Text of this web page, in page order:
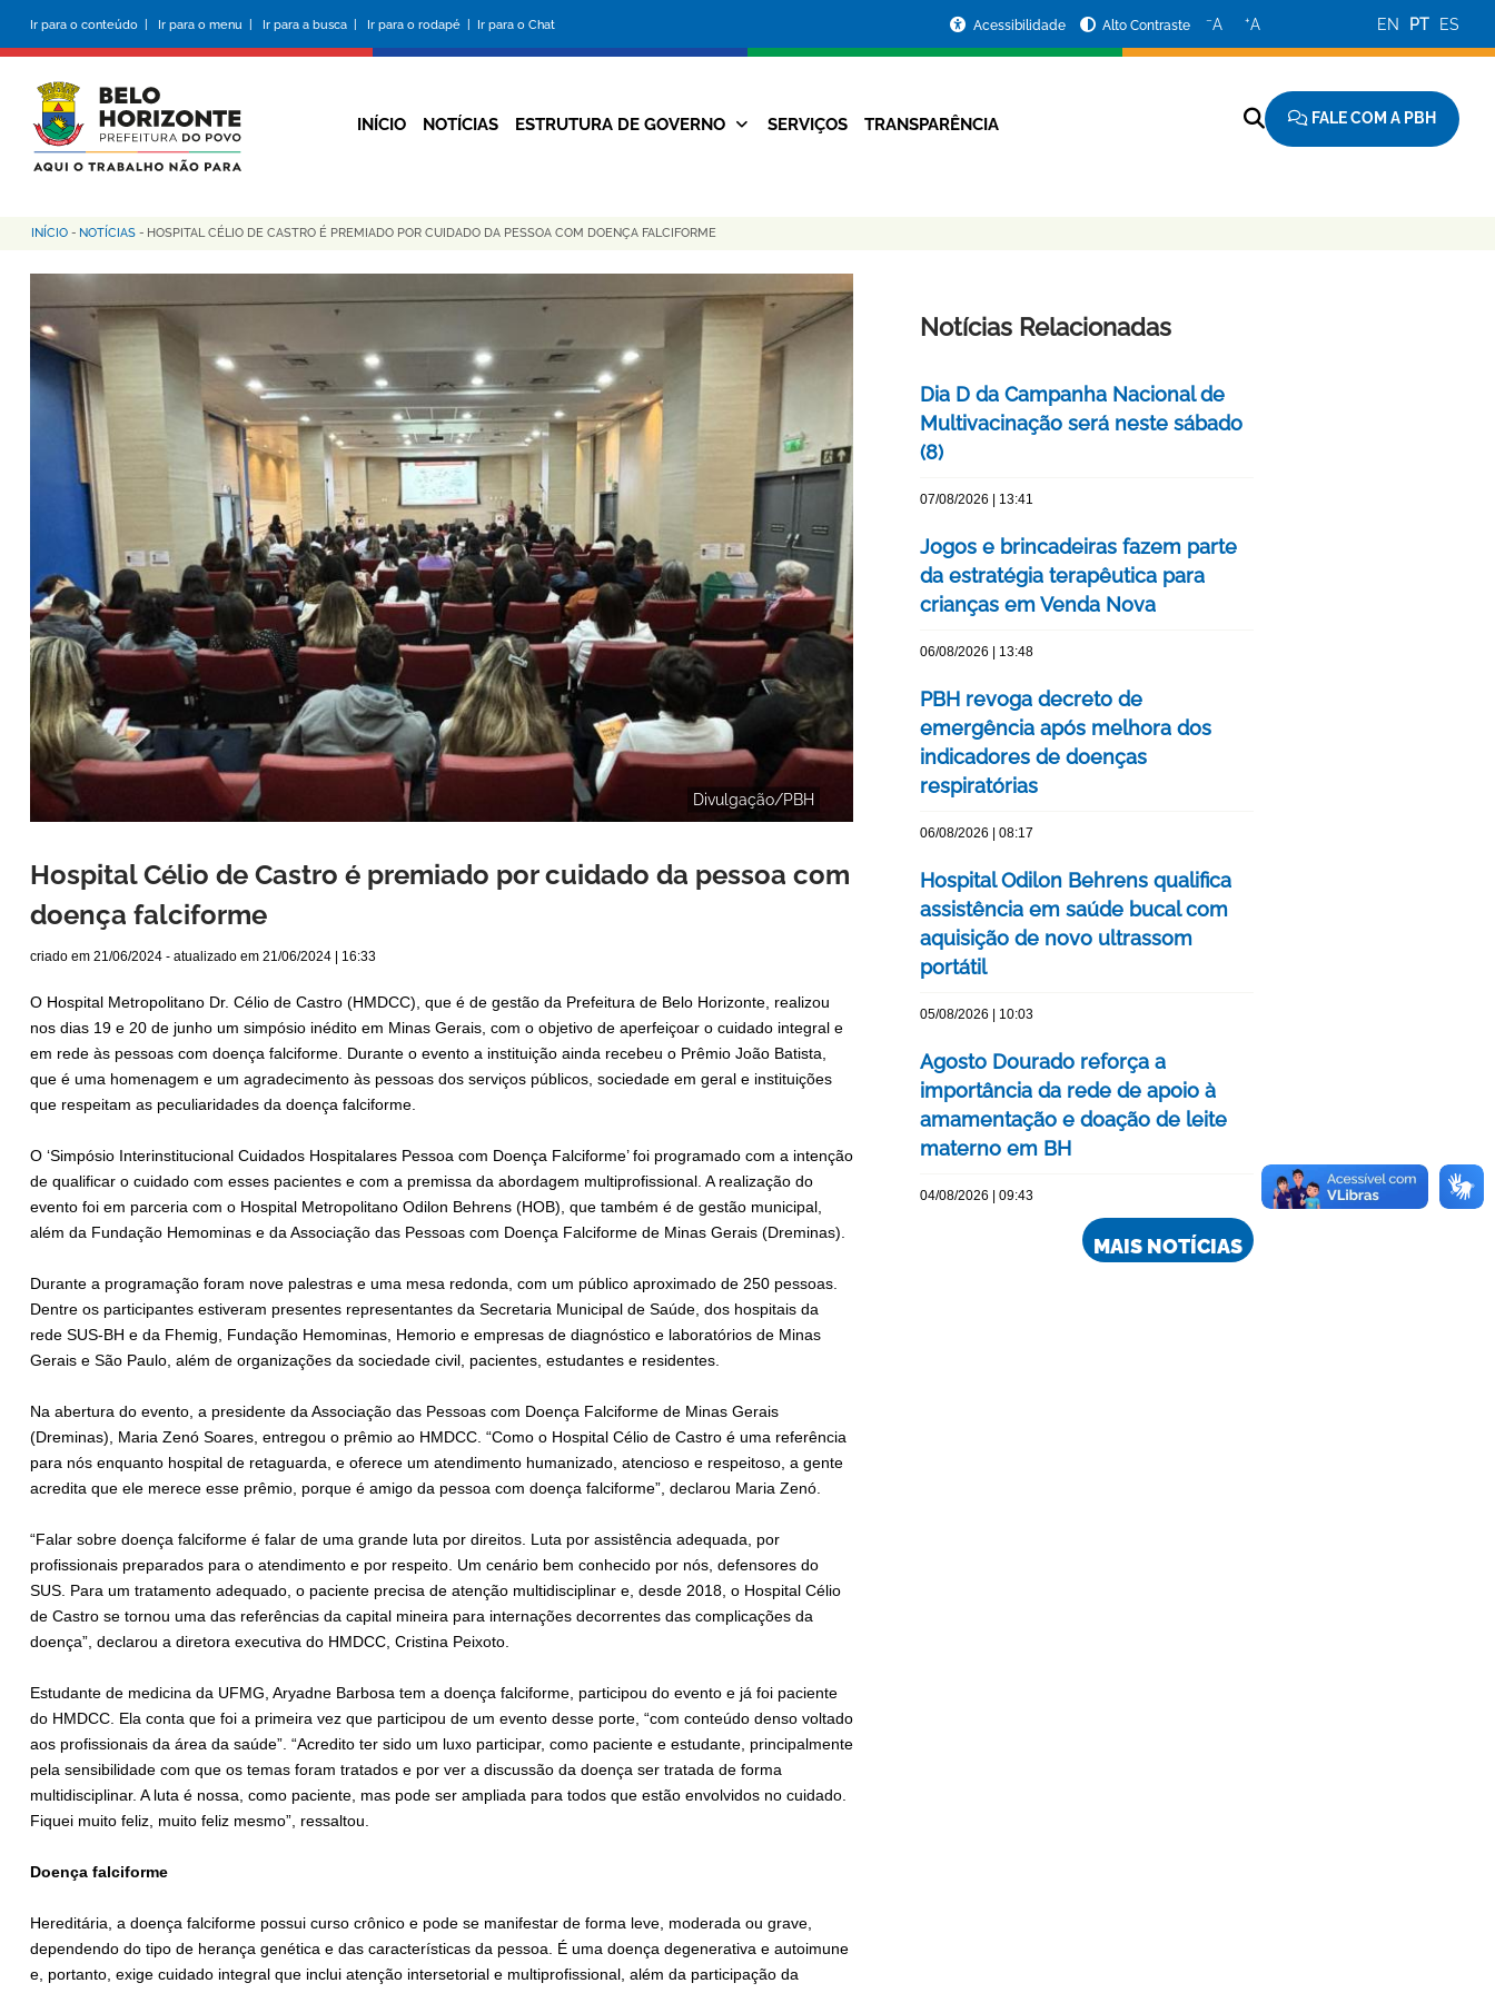
conteúdo
principal
Ir para o conteúdo | Ir para o menu | Ir para a busca | Ir para o rodapé | Ir para o Chat
da
Prefeitura
Acessibilidade Alto Contraste −A +A EN PT ES
Navegação
INÍCIO NOTÍCIAS ESTRUTURA DE GOVERNO SERVIÇOS TRANSPARÊNCIA FALE COM A PBH
Trilha
de
navegação
INÍCIO - NOTÍCIAS - HOSPITAL CÉLIO DE CASTRO É PREMIADO POR CUIDADO DA PESSOA COM DOENÇA FALCIFORME
Divulgação/PBH
Hospital Célio de Castro é premiado por cuidado da pessoa com
doença falciforme
criado em 21/06/2024 - atualizado em 21/06/2024 | 16:33
O Hospital Metropolitano Dr. Célio de Castro (HMDCC), que é de gestão da Prefeitura de Belo Horizonte, realizou
nos dias 19 e 20 de junho um simpósio inédito em Minas Gerais, com o objetivo de aperfeiçoar o cuidado integral e
em rede às pessoas com doença falciforme. Durante o evento a instituição ainda recebeu o Prêmio João Batista,
que é uma homenagem e um agradecimento às pessoas dos serviços públicos, sociedade em geral e instituições
que respeitam as peculiaridades da doença falciforme.
O ‘Simpósio Interinstitucional Cuidados Hospitalares Pessoa com Doença Falciforme’ foi programado com a intenção
de qualificar o cuidado com esses pacientes e com a premissa da abordagem multiprofissional. A realização do
evento foi em parceria com o Hospital Metropolitano Odilon Behrens (HOB), que também é de gestão municipal,
além da Fundação Hemominas e da Associação das Pessoas com Doença Falciforme de Minas Gerais (Dreminas).
Durante a programação foram nove palestras e uma mesa redonda, com um público aproximado de 250 pessoas.
Dentre os participantes estiveram presentes representantes da Secretaria Municipal de Saúde, dos hospitais da
rede SUS-BH e da Fhemig, Fundação Hemominas, Hemorio e empresas de diagnóstico e laboratórios de Minas
Gerais e São Paulo, além de organizações da sociedade civil, pacientes, estudantes e residentes.
Na abertura do evento, a presidente da Associação das Pessoas com Doença Falciforme de Minas Gerais
(Dreminas), Maria Zenó Soares, entregou o prêmio ao HMDCC. “Como o Hospital Célio de Castro é uma referência
para nós enquanto hospital de retaguarda, e oferece um atendimento humanizado, atencioso e respeitoso, a gente
acredita que ele merece esse prêmio, porque é amigo da pessoa com doença falciforme”, declarou Maria Zenó.
“Falar sobre doença falciforme é falar de uma grande luta por direitos. Luta por assistência adequada, por
profissionais preparados para o atendimento e por respeito. Um cenário bem conhecido por nós, defensores do
SUS. Para um tratamento adequado, o paciente precisa de atenção multidisciplinar e, desde 2018, o Hospital Célio
de Castro se tornou uma das referências da capital mineira para internações decorrentes das complicações da
doença”, declarou a diretora executiva do HMDCC, Cristina Peixoto.
Estudante de medicina da UFMG, Aryadne Barbosa tem a doença falciforme, participou do evento e já foi paciente
do HMDCC. Ela conta que foi a primeira vez que participou de um evento desse porte, “com conteúdo denso voltado
aos profissionais da área da saúde”. “Acredito ter sido um luxo participar, como paciente e estudante, principalmente
pela sensibilidade com que os temas foram tratados e por ver a discussão da doença ser tratada de forma
multidisciplinar. A luta é nossa, como paciente, mas pode ser ampliada para todos que estão envolvidos no cuidado.
Fiquei muito feliz, muito feliz mesmo”, ressaltou.
Doença falciforme
Hereditária, a doença falciforme possui curso crônico e pode se manifestar de forma leve, moderada ou grave,
dependendo do tipo de herança genética e das características da pessoa. É uma doença degenerativa e autoimune
e, portanto, exige cuidado integral que inclui atenção intersetorial e multiprofissional, além da participação da
Notícias Relacionadas
Dia D da Campanha Nacional de
Multivacinação será neste sábado
(8)
07/08/2026 | 13:41
Jogos e brincadeiras fazem parte
da estratégia terapêutica para
crianças em Venda Nova
06/08/2026 | 13:48
PBH revoga decreto de
emergência após melhora dos
indicadores de doenças
respiratórias
06/08/2026 | 08:17
Hospital Odilon Behrens qualifica
assistência em saúde bucal com
aquisição de novo ultrassom
portátil
05/08/2026 | 10:03
Agosto Dourado reforça a
importância da rede de apoio à
amamentação e doação de leite
materno em BH
04/08/2026 | 09:43
MAIS NOTÍCIAS